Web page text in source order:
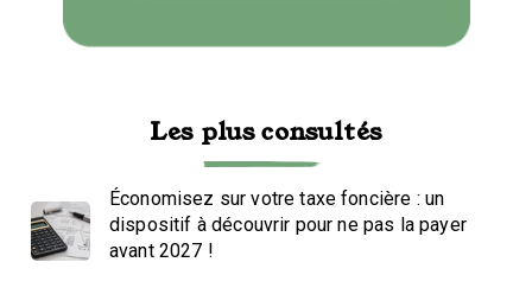
Les plus consultés
Économisez sur votre taxe foncière : un
dispositif à découvrir pour ne pas la payer
avant 2027 !